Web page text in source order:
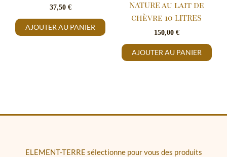
37,50 €
AJOUTER AU PANIER
NATURE au lait de
chèvre 10 LITRES
150,00 €
AJOUTER AU PANIER
ELEMENT-TERRE sélectionne pour vous des produits